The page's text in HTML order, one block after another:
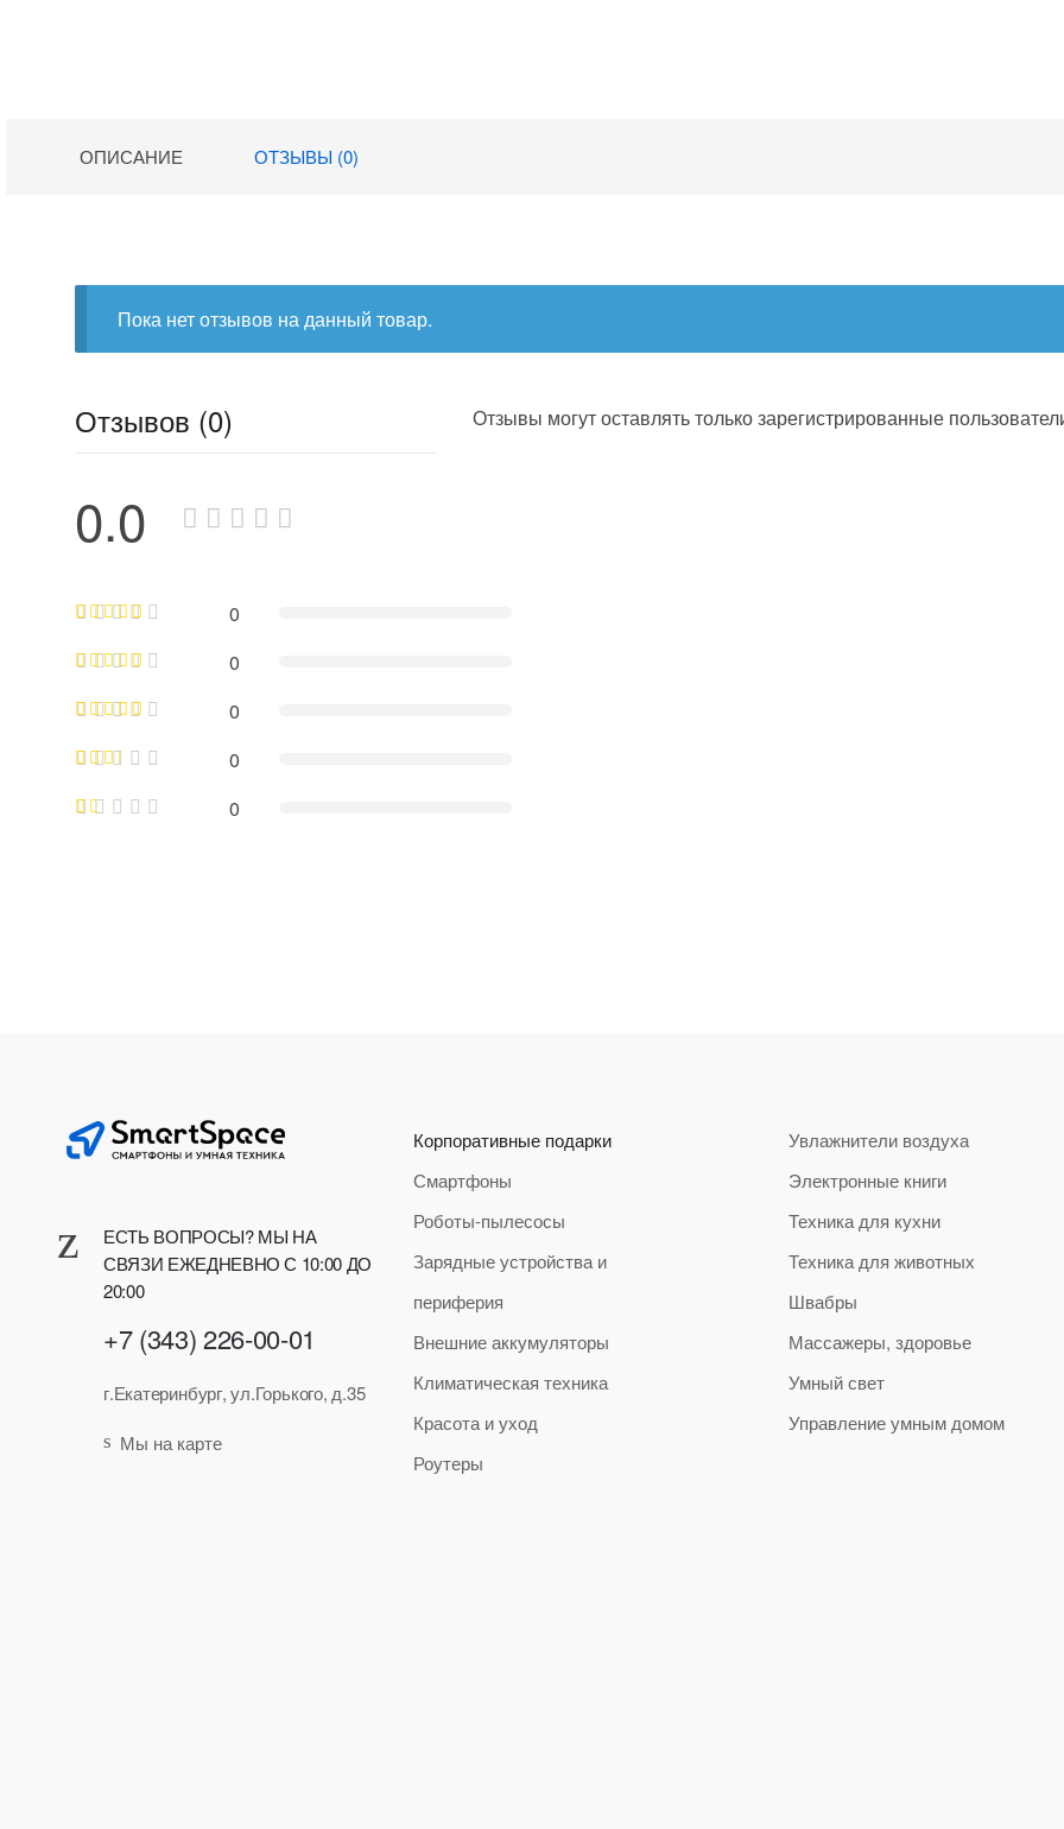
ОПИСАНИЕ ОТЗЫВЫ (0)
Пока нет отзывов на данный товар.
Отзывов (0)
0.0
0
0
0
0
0
Отзывы могут оставлять только зарегистрированные
ЕСТЬ ВОПРОСЫ? МЫ НА
СВЯЗИ ЕЖЕДНЕВНО С 10:00 ДО
20:00
+7 (343) 226-00-01
г.Екатеринбург, ул.Горького, д.35
Мы на карте
Корпоративные подарки
Смартфоны
Роботы-пылесосы
Зарядные устройства и
периферия
Внешние аккумуляторы
Климатическая техника
Красота и уход
Роутеры
Увлажнители воздуха
Электронные книги
Техника для кухни
Техника для животных
Швабры
Массажеры, здоровье
Умный свет
Управление умным домом